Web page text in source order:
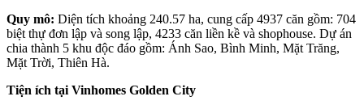
Quy mô: Diện tích khoảng 240.57 ha, cung cấp 4937 căn gồm: 704
biệt thự đơn lập và song lập, 4233 căn liền kề và shophouse. Dự án
chia thành 5 khu độc đáo gồm: Ánh Sao, Bình Minh, Mặt Trăng,
Mặt Trời, Thiên Hà.
Tiện ích tại Vinhomes Golden City